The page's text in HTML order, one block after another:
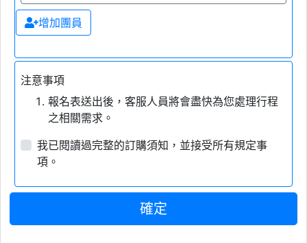
增加團員
注意事項
報名表送出後，客服人員將會盡快為您處理行程
之相關需求。
我已閱讀過完整的訂購須知，並接受所有規定事
項。